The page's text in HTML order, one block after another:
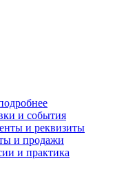
и события
и реквизиты
и продажи
и практика